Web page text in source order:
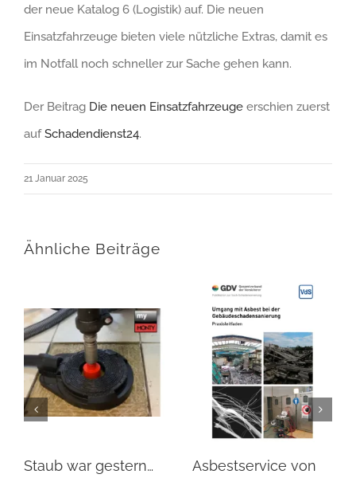
der neue Katalog 6 (Logistik) auf. Die neuen
Einsatzfahrzeuge bieten viele nützliche Extras, damit es
im Notfall noch schneller zur Sache gehen kann.
Der Beitrag Die neuen Einsatzfahrzeuge erschien zuerst
aufSchadendienst24.
21 Januar 2025
Ähnliche Beiträge
Staub war gestern… Asbestservice von